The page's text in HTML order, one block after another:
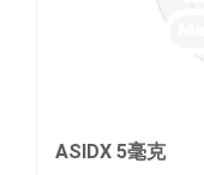
ASIDX 5毫克